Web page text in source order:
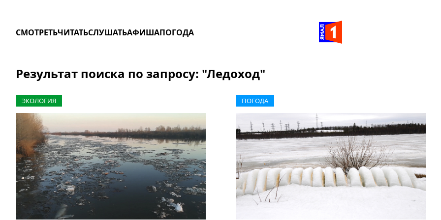
СМОТРЕТЬЧИТАТЬСЛУШАТЬАФИШАПОГОДА
Результат поиска по запросу: "Ледоход"
ЭКОЛОГИЯ ПОГОДА